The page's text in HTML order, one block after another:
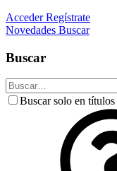
Acceder Regístrate
Novedades Buscar
Buscar
Buscar solo en títulos